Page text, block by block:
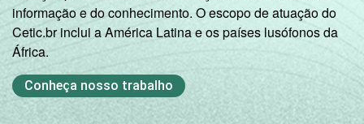
informação e do conhecimento. O escopo de atuação do
Cetic.br inclui a América Latina e os países lusófonos da
África.
Conheça nosso trabalho